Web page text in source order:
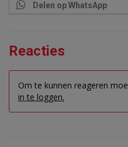
Delen op WhatsApp
Reacties
Om te kunnen reageren
in te loggen.